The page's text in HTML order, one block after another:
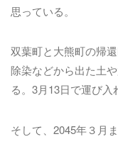
思っている。
双葉町と大熊町の帰
除染などから出た土
る。3月13日で運び入
そして、2045年３月